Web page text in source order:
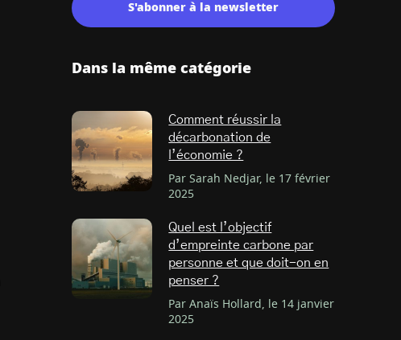
S'abonner à la newsletter
Dans la même catégorie
Comment réussir la
décarbonation de
l’économie ?
Par Sarah Nedjar, le 17 février
2025
Quel est l’objectif
d’empreinte carbone par
personne et que doit-on en
penser ?
Par Anaïs Hollard, le 14 janvier
2025